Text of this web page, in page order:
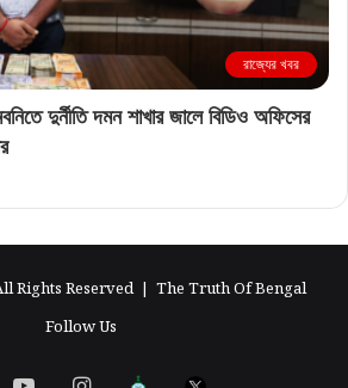
রাজ্যের খবর
দুর্নীতি দমন শাখার জালে বিডিও অফিসের
Rights Reserved | The Truth Of Bengal
Follow Us